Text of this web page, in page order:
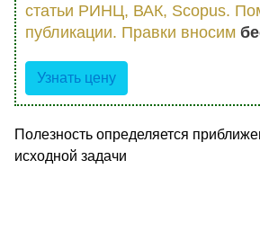
статьи РИНЦ, ВАК, Scopus.
публикации. Правки вносим
Узнать цену
Полезность определяется
исходной задачи